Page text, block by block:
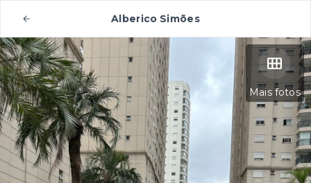
Alberico Simões
Mais fotos